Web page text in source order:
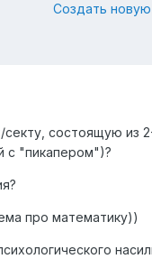
Создать
секту, состоящую из
с "пикапером")?
про математику))